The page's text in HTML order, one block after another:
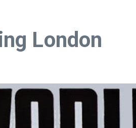
London